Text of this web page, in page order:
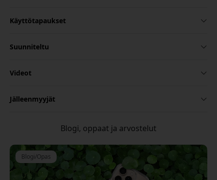
Käyttötapaukset
Suunniteltu
Videot
Jälleenmyyjät
Blogi, oppaat ja arvostelut
Blogi/Opas